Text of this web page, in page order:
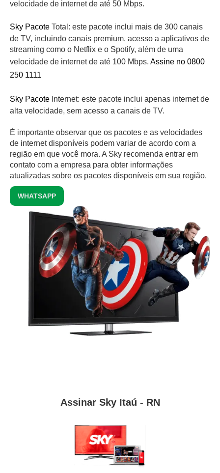
velocidade de internet de até 50 Mbps.
Sky Pacote Total: este pacote inclui mais de 300 canais
de TV, incluindo canais premium, acesso a aplicativos de
streaming como o Netflix e o Spotify, além de uma
velocidade de internet de até 100 Mbps. Assine no 0800
250 1111
Sky Pacote Internet: este pacote inclui apenas internet de
alta velocidade, sem acesso a canais de TV.
É importante observar que os pacotes e as velocidades
de internet disponíveis podem variar de acordo com a
região em que você mora. A Sky recomenda entrar em
contato com a empresa para obter informações
atualizadas sobre os pacotes disponíveis em sua região.
WHATSAPP
Assinar Sky Itaú - RN